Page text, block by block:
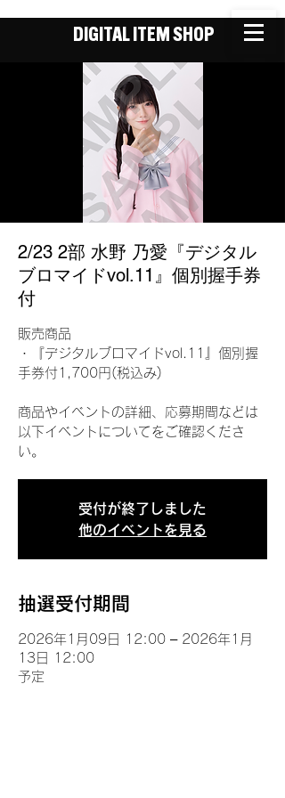
DIGITAL ITEM SHOP
2/23 2部 水野 乃愛『デジタル
ブロマイドvol.11』個別握手券
付
販売商品
・『デジタルブロマイドvol.11』個別握
手券付1,700円(税込み)
商品やイベントの詳細、応募期間などは
以下イベントについてをご確認くださ
い。
受付が終了しました
他のイベントを見る
抽選受付期間
2026年1月09日 12:00 – 2026年1月
13日 12:00
予定